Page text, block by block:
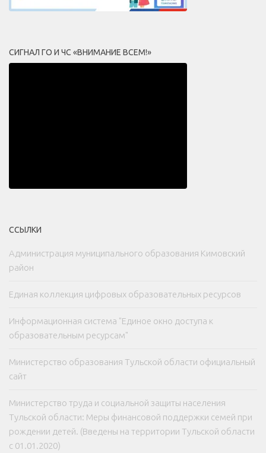
СИГНАЛ ГО И ЧС «ВНИМАНИЕ ВСЕМ!»
ССЫЛКИ
Администрация муниципального образования Кимовский
район
Единая коллекция цифровых образовательных ресурсов
Информационная система "Единое окно доступа к
образовательным ресурсам"
Министерство образования Тульской области официальный
сайт
Министерство труда и социальной защиты населения
Тульской области: Меры финансовой поддержки семей при
рождении детей. (Введены на территории Тульской области
с 01.01.2020)